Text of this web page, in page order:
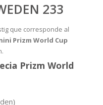
233
que corresponde al
Prizm World Cup
Prizm World